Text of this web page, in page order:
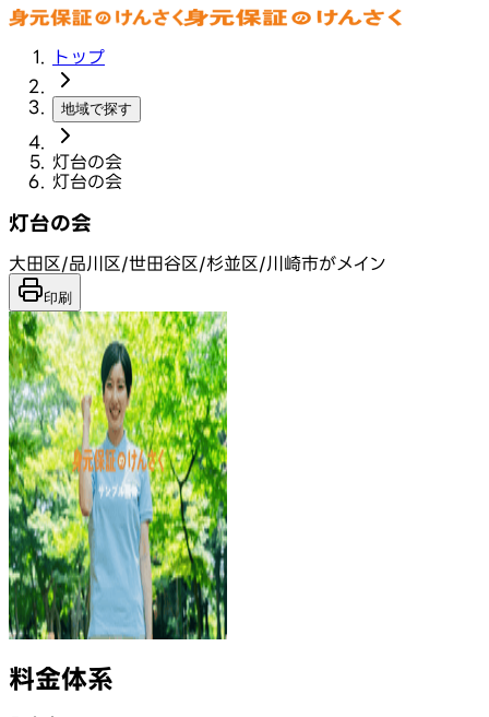
トップ
地域で探す
灯台の会
灯台の会
灯台の会
大田区/品川区/世田谷区/杉並区/川崎市がメイン
印刷
料金体系